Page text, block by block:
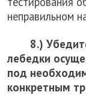
неправильном
8.)
лебедки
под
конкретным